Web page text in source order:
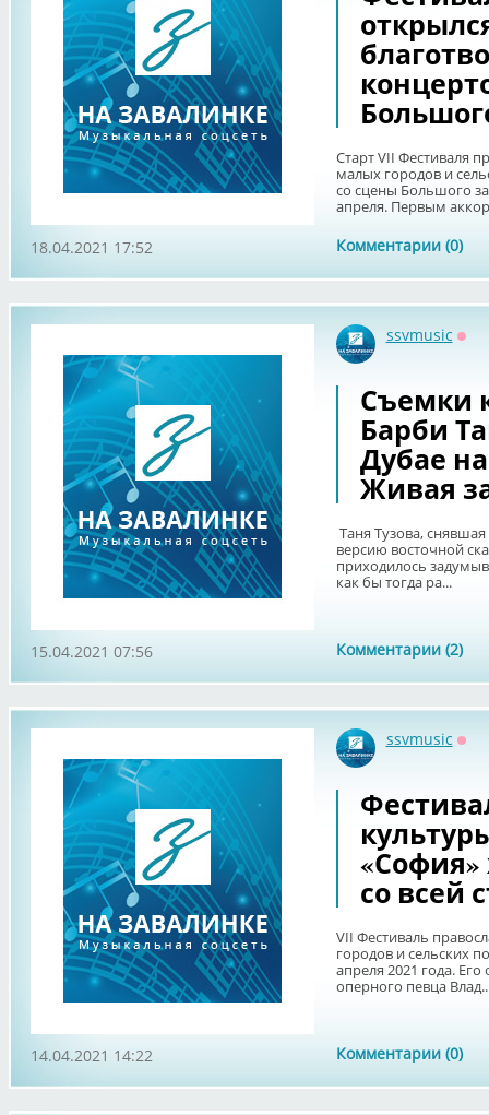
Старт VII Фестиваля
малых городов и
со сцены Большого
апреля. Первым
Комментарии (0)
18.04.2021 17:52
ssvmusic
Съемки
Барби
Дубае
Живая
Таня Тузова,
версию восточной
приходилось
как бы тогда ра...
Комментарии (2)
15.04.2021 07:56
ssvmusic
со всей
VII Фестиваль
городов и сельских
апреля 2021 года.
оперного певца
Комментарии (0)
14.04.2021 14:22